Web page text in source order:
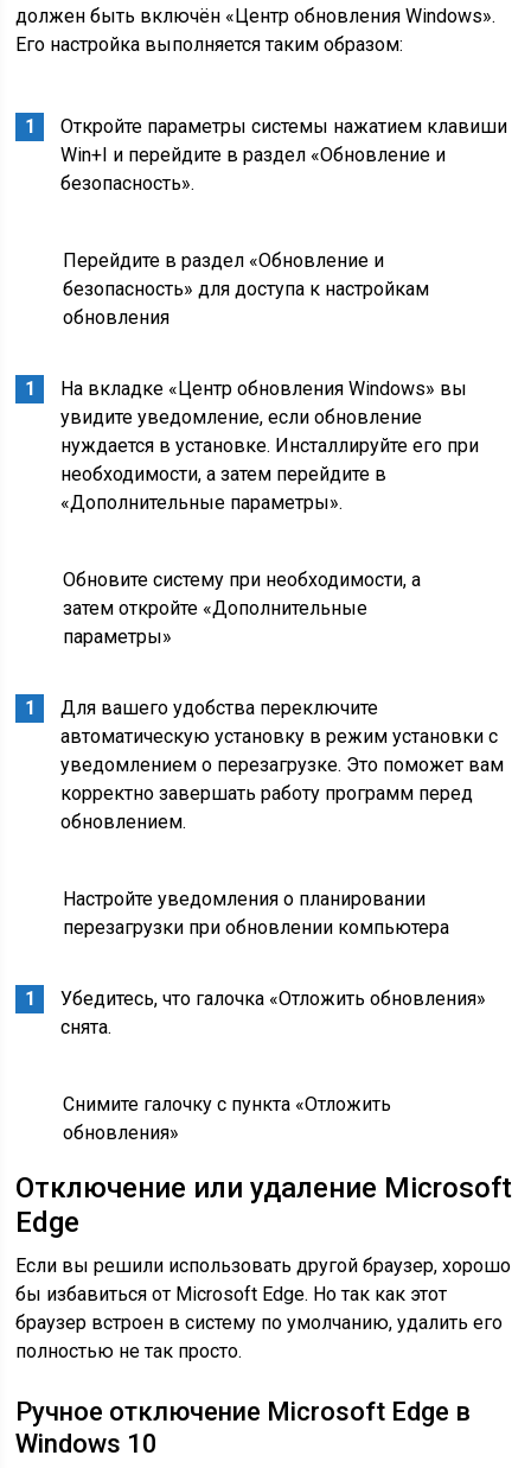
должен быть включён «Центр обновления Windows».
Его настройка выполняется таким образом:
Откройте параметры системы нажатием клавиши
Win+I и перейдите в раздел «Обновление и
безопасность».
Перейдите в раздел «Обновление и
безопасность» для доступа к настройкам
обновления
На вкладке «Центр обновления Windows» вы
увидите уведомление, если обновление
нуждается в установке. Инсталлируйте его при
необходимости, а затем перейдите в
«Дополнительные параметры».
Обновите систему при необходимости, а
затем откройте «Дополнительные
параметры»
Для вашего удобства переключите
автоматическую установку в режим установки с
уведомлением о перезагрузке. Это поможет вам
корректно завершать работу программ перед
обновлением.
Настройте уведомления о планировании
перезагрузки при обновлении компьютера
Убедитесь, что галочка «Отложить обновления»
снята.
Снимите галочку с пункта «Отложить
обновления»
Отключение или удаление Microsoft
Edge
Если вы решили использовать другой браузер, хорошо
бы избавиться от Microsoft Edge. Но так как этот
браузер встроен в систему по умолчанию, удалить его
полностью не так просто.
Ручное отключение Microsoft Edge в
Windows 10